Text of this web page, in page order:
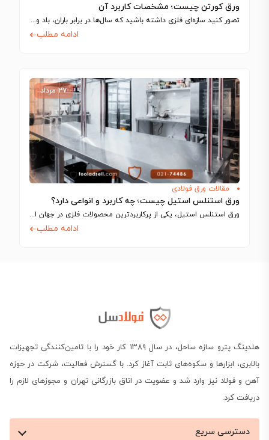
ورق کورتن چیست؛ مشخصات کاربرد آن
تصور کنید سازه‌ای فلزی داشته باشید که سال‌ها در برابر باران، باد و نور…
ادامه مطلب
۲۷ مرداد
مقالات ورق فولادی
ورق استنلس استیل چیست؛ چه کاربرد و انواعی دارد؟
ورق استنلس استیل، یکی از پرکاربردترین محصولات فلزی در جهان است که به دلیل…
ادامه مطلب
هلدینگ پترو سازه ساحل، در سال ۱۳۸۹ کار خود را با تامین‌کنندگی تجهیزات
بالابری، ابزارها و سکوه‌های ثابت آغاز کرد. با گسترش فعالیت، شرکت در حوزه
آهن و فولاد نیز وارد شد و عضویت در اتاق بازرگانی تهران و مجوزهای لازم را
دریافت کرد.
دسترسی سریع